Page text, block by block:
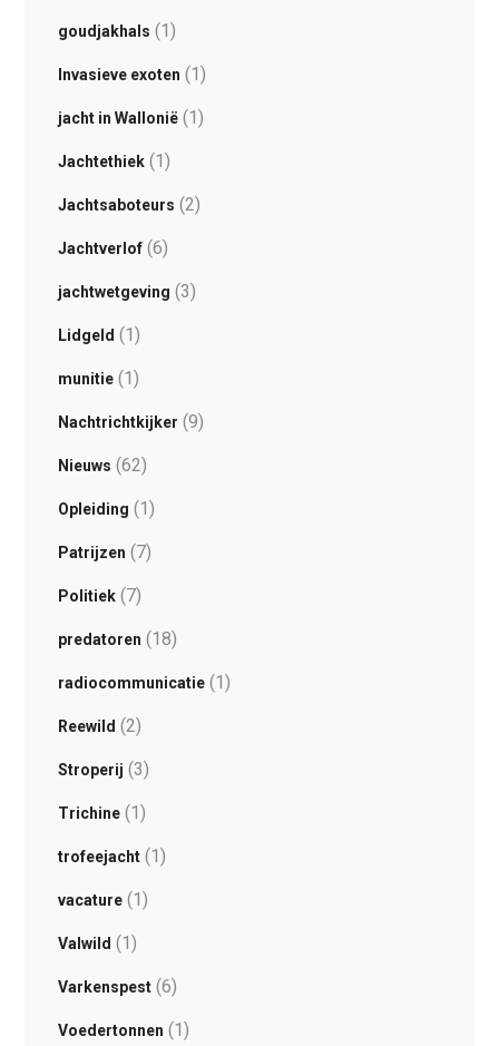
goudjakhals (1)
Invasieve exoten (1)
jacht in Wallonië(1)
Jachtethiek(1)
Jachtsaboteurs (2)
Jachtverlof(6)
jachtwetgeving (3)
Lidgeld (1)
munitie(1)
Nachtrichtkijker (9)
Nieuws (62)
Opleiding (1)
Patrijzen (7)
Politiek(7)
predatoren (18)
radiocommunicatie(1)
Reewild (2)
Stroperij (3)
Trichine(1)
trofeejacht(1)
vacature(1)
Valwild (1)
Varkenspest(6)
Voedertonnen (1)